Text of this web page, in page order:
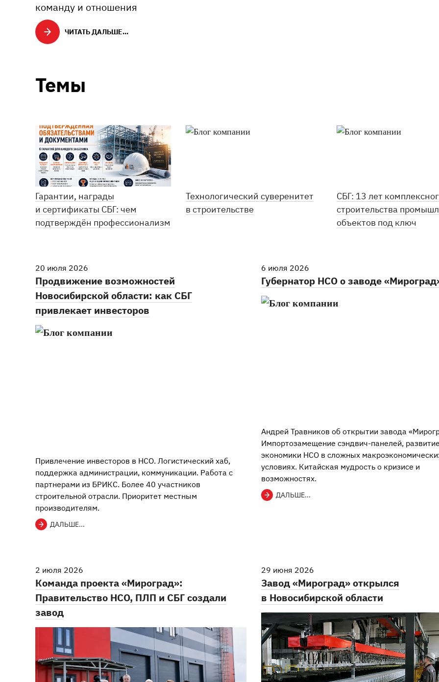
команду и отношения
ЧИТАТЬ ДАЛЬШЕ...
Темы
Гарантии, награды
и сертификаты СБГ: чем
подтверждён профессионализм
Технологический суверенитет
в строительстве
СБГ: 13 лет
строительства
объектов под ключ
20 июля 2026
Продвижение возможностей
Новосибирской области: как СБГ
привлекает инвесторов
Привлечение инвесторов в НСО. Логистический хаб,
поддержка администрации, коммуникации. Работа с
партнерами из БРИКС. Более 40 участников
строительной отрасли. Приоритет местным
производителям.
ДАЛЬШЕ...
6 июля 2026
Губернатор НСО о заводе
Андрей Травников об открытии завода
Импортозамещение сэндвич-панелей, развитие
экономики НСО в сложных
условиях. Китайская мудрость о кризисе и
возможностях.
ДАЛЬШЕ...
2 июля 2026
Команда проекта «Мироград»:
Правительство НСО, ПЛП и СБГ создали
завод
29 июня 2026
Завод «Мироград» открылся
в Новосибирской области